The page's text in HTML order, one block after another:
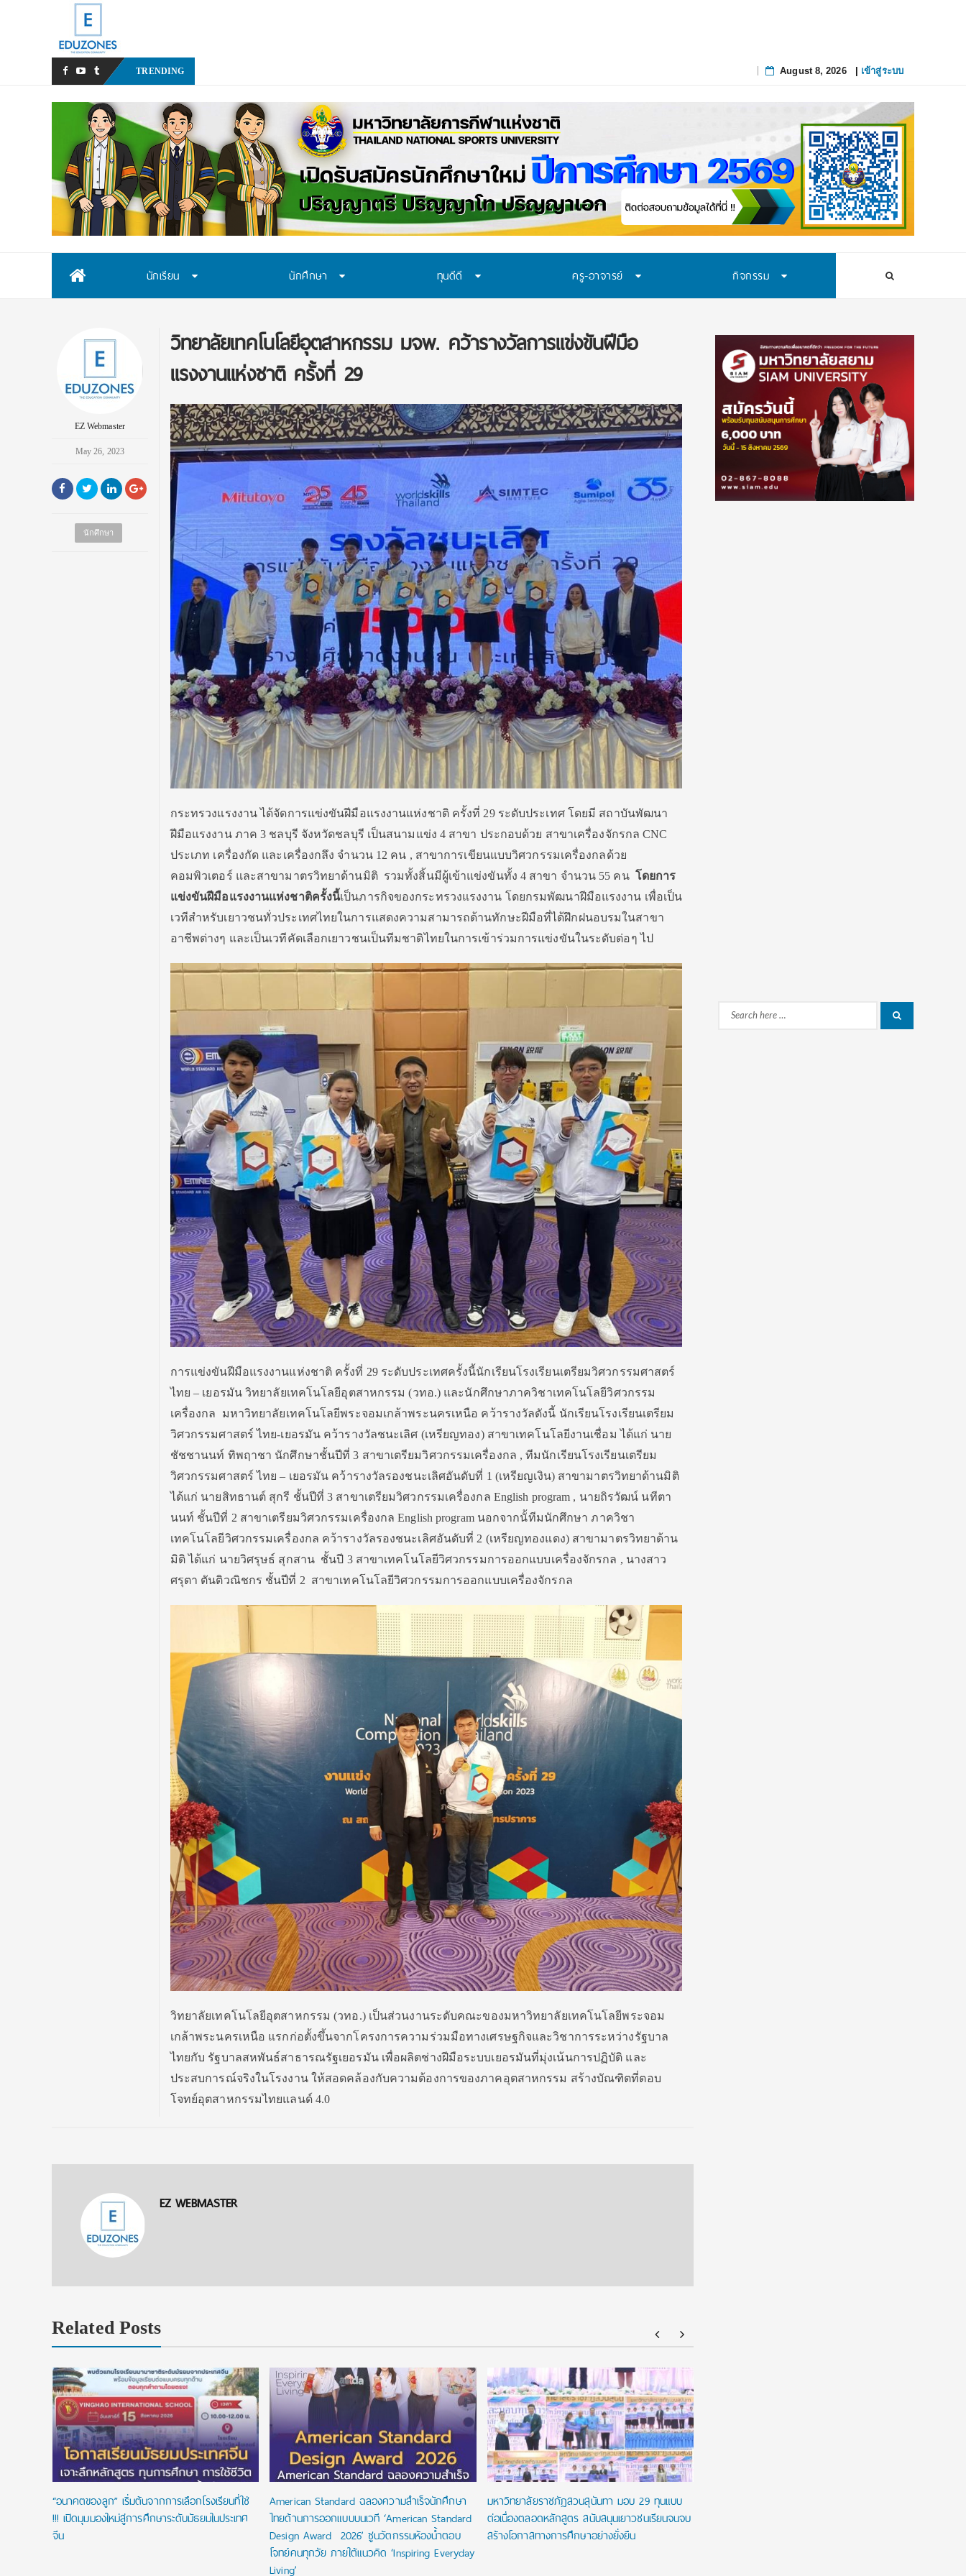
TRENDING August 8, 2026| เข้าสู่ระบบ
นักเรียน นักศึกษา ทุนดีดี ครู-อาจารย์ กิจกรรม
EZ Webmaster
May 26, 2023
นักศึกษา
วิทยาลัยเทคโนโลยีอุตสาหกรรม มจพ. คว้ารางวัลการแข่งขันฝีมือ
แรงงานแห่งชาติ ครั้งที่ 29
กระทรวงแรงงาน ได้จัดการแข่งขันฝีมือแรงงานแห่งชาติ ครั้งที่ 29 ระดับประเทศ โดยมี สถาบันพัฒนา
ฝีมือแรงงาน ภาค 3 ชลบุรี จังหวัดชลบุรี เป็นสนามแข่ง 4 สาขา ประกอบด้วย สาขาเครื่องจักรกล CNC
ประเภท เครื่องกัด และเครื่องกลึง จำนวน 12 คน , สาขาการเขียนแบบวิศวกรรมเครื่องกลด้วย
คอมพิวเตอร์ และสาขามาตรวิทยาด้านมิติ รวมทั้งสิ้นมีผู้เข้าแข่งขันทั้ง 4 สาขา จำนวน 55 คน โดยการ
แข่งขันฝีมือแรงงานแห่งชาติครั้งนี้เป็นภารกิจของกระทรวงแรงงาน โดยกรมพัฒนาฝีมือแรงงาน เพื่อเป็น
เวทีสำหรับเยาวชนทั่วประเทศไทยในการแสดงความสามารถด้านทักษะฝีมือที่ได้ฝึกฝนอบรมในสาขา
อาชีพต่างๆ และเป็นเวทีคัดเลือกเยาวชนเป็นทีมชาติไทยในการเข้าร่วมการแข่งขันในระดับต่อๆ ไป
การแข่งขันฝีมือแรงงานแห่งชาติ ครั้งที่ 29 ระดับประเทศครั้งนี้นักเรียนโรงเรียนเตรียมวิศวกรรมศาสตร์
ไทย – เยอรมัน วิทยาลัยเทคโนโลยีอุตสาหกรรม (วทอ.) และนักศึกษาภาควิชาเทคโนโลยีวิศวกรรม
เครื่องกล มหาวิทยาลัยเทคโนโลยีพระจอมเกล้าพระนครเหนือ คว้ารางวัลดังนี้ นักเรียนโรงเรียนเตรียม
วิศวกรรมศาสตร์ ไทย-เยอรมัน คว้ารางวัลชนะเลิศ (เหรียญทอง) สาขาเทคโนโลยีงานเชื่อม ได้แก่ นาย
ชัชชานนท์ ทิพฤาชา นักศึกษาชั้นปีที่ 3 สาขาเตรียมวิศวกรรมเครื่องกล , ทีมนักเรียนโรงเรียนเตรียม
วิศวกรรมศาสตร์ ไทย – เยอรมัน คว้ารางวัลรองชนะเลิศอันดับที่ 1 (เหรียญเงิน) สาขามาตรวิทยาด้านมิติ
ได้แก่ นายสิทธานต์ สุกรี ชั้นปีที่ 3 สาขาเตรียมวิศวกรรมเครื่องกล English program , นายถิรวัฒน์ นทีตา
นนท์ ชั้นปีที่ 2 สาขาเตรียมวิศวกรรมเครื่องกล English program นอกจากนั้ทีมนักศึกษา ภาควิชา
เทคโนโลยีวิศวกรรมเครื่องกล คว้ารางวัลรองชนะเลิศอันดับที่ 2 (เหรียญทองแดง) สาขามาตรวิทยาด้าน
มิติ ได้แก่ นายวิศรุษธ์ สุกสาน ชั้นปี 3 สาขาเทคโนโลยีวิศวกรรมการออกแบบเครื่องจักรกล , นางสาว
ศรุตา ตันติวณิชกร ชั้นปีที่ 2 สาขาเทคโนโลยีวิศวกรรมการออกแบบเครื่องจักรกล
วิทยาลัยเทคโนโลยีอุตสาหกรรม (วทอ.) เป็นส่วนงานระดับคณะของมหาวิทยาลัยเทคโนโลยีพระจอม
เกล้าพระนครเหนือ แรกก่อตั้งขึ้นจากโครงการความร่วมมือทางเศรษฐกิจและวิชาการระหว่างรัฐบาล
ไทยกับ รัฐบาลสหพันธ์สาธารณรัฐเยอรมัน เพื่อผลิตช่างฝีมือระบบเยอรมันที่มุ่งเน้นการปฏิบัติ และ
ประสบการณ์จริงในโรงงาน ให้สอดคล้องกับความต้องการของภาคอุตสาหกรรม สร้างบัณฑิตที่ตอบ
โจทย์อุตสาหกรรมไทยแลนด์ 4.0
EZ WEBMASTER
Related Posts
“อนาคตของลูก” เริ่มต้นจากการเลือกโรงเรียนที่ใช่
!!! เปิดมุมมองใหม่สู่การศึกษาระดับมัธยมในประเทศ
จีน
American Standard ฉลองความสำเร็จนักศึกษา
ไทยด้านการออกแบบบนเวที ‘American Standard
Design Award 2026’ ชูนวัตกรรมห้องน้ำตอบ
โจทย์คนทุกวัย ภายใต้แนวคิด ‘Inspiring Everyday
Living’
มหาวิทยาลัยราชภัฏสวนสุนันทา มอบ 29 ทุนแบบ
ต่อเนื่องตลอดหลักสูตร สนับสนุนเยาวชนเรียนจนจบ
สร้างโอกาสทางการศึกษาอย่างยั่งยืน
Search